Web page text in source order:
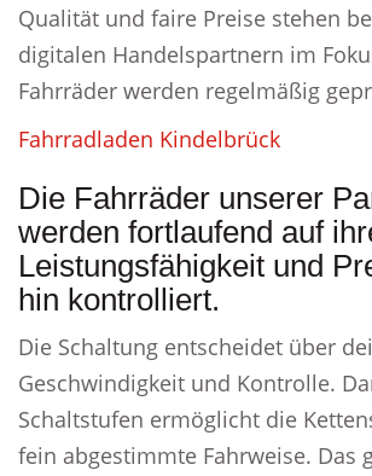
Qualität und faire Preise stehen
digitalen Handelspartnern im
Fahrräder werden regelmäßig
Fahrradladen Kindelbrück
Die Fahrräder unserer
werden fortlaufend auf
Leistungsfähigkeit und
hin kontrolliert.
Die Schaltung entscheidet über
Geschwindigkeit und Kontrolle.
Schaltstufen ermöglicht die
fein abgestimmte Fahrweise. Das